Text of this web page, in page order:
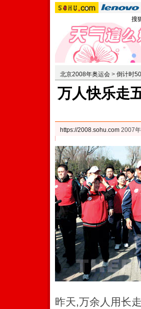
搜
北京2008年奥运会 > 倒计时
万人快乐走
https://2008.sohu.com 2007
昨天,万余人用长